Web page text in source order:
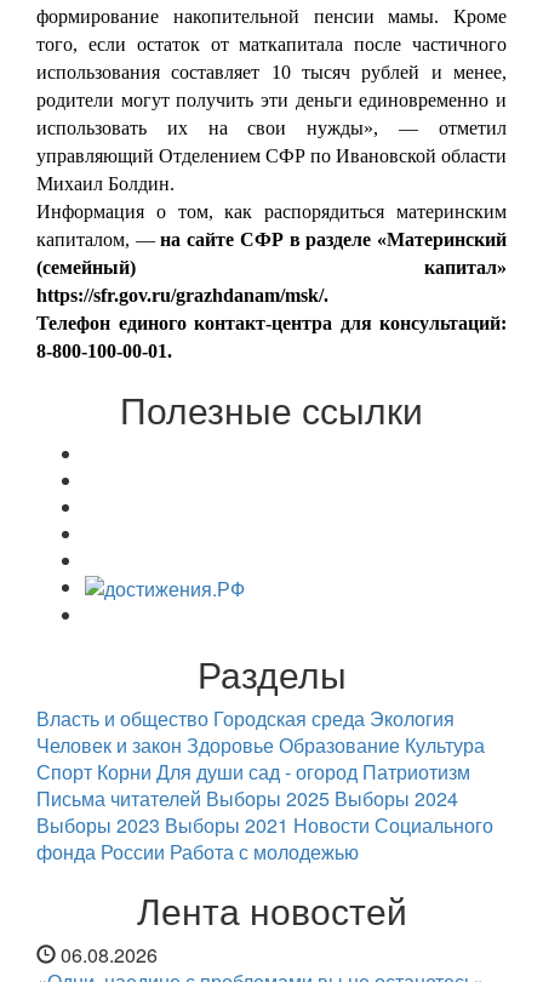
формирование накопительной пенсии мамы. Кроме
того, если остаток от маткапитала после частичного
использования составляет 10 тысяч рублей и менее,
родители могут получить эти деньги единовременно и
использовать их на свои нужды», — отметил
управляющий Отделением СФР по Ивановской области
Михаил Болдин.
Информация о том, как распорядиться материнским
капиталом, —на сайте СФР в разделе «Материнский
(семейный) капитал»
https://sfr.gov.ru/grazhdanam/msk/.
Телефон единого контакт-центра для консультаций:
8-800-100-00-01.
Полезные ссылки
Разделы
Власть и общество Городская среда Экология
Человек и закон ЗдоровьеОбразование Культура
Спорт Корни Для души сад - огород Патриотизм
Письма читателей Выборы 2025 Выборы 2024
Выборы 2023 Выборы 2021 Новости Социального
фонда России Работа с молодежью
Лента новостей
06.08.2026